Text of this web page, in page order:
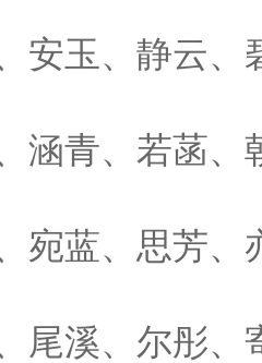
安玉、静云、
涵青、若菡、
宛蓝、思芳、
尾溪、尔彤、